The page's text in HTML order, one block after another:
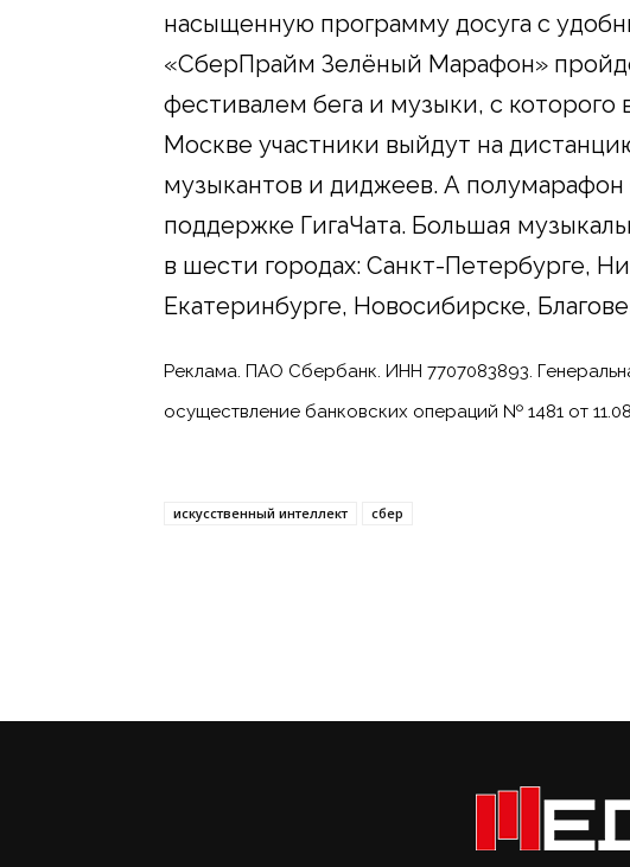
насыщенную программу досуга с
«СберПрайм Зелёный Марафон»
фестивалем бега и музыки, с которого
Москве участники выйдут на
музыкантов и диджеев. А полумарафон
поддержке ГигаЧата. Большая
в шести городах: Санкт-Петербурге,
Екатеринбурге, Новосибирске,
Реклама. ПАО Сбербанк. ИНН 7707083893.
осуществление банковских операций № 1481 от
искусственный интеллект сбер